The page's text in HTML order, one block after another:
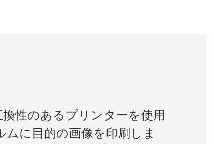
性のあるプリンターを使用
ムに目的の画像を印刷しま